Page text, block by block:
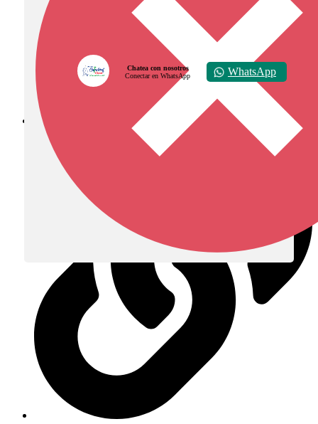
Diócesis de Zipaquirá
Chatea con nosotros
Conectar en WhatsApp
WhatsApp